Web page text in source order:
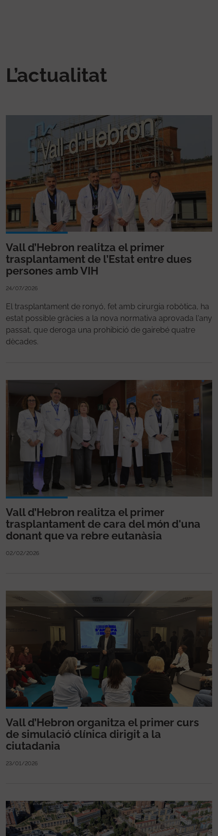
L’actualitat
Vall d’Hebron realitza el primer
trasplantament de l’Estat entre dues
persones amb VIH
24/07/2026
El trasplantament de ronyó, fet amb cirurgia robòtica, ha
estat possible gràcies a la nova normativa aprovada l'any
passat, que deroga una prohibició de gairebé quatre
dècades.
Vall d’Hebron realitza el primer
trasplantament de cara del món d'una
donant que va rebre eutanàsia
02/02/2026
Vall d’Hebron organitza el primer curs
de simulació clínica dirigit a la
ciutadania
23/01/2026